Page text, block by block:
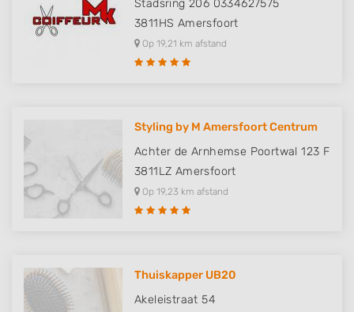
Stadsring 206 0334627575
3811HS Amersfoort
Op 19,21 km afstand
Styling by M Amersfoort Centrum
Achter de Arnhemse Poortwal 123 F
3811LZ Amersfoort
Op 19,23 km afstand
Thuiskapper UB20
Akeleistraat 54
Create profiles for personalised advertising
Use profiles to select personalised
Use profiles to select personalised content
Measure advertising performance
Measure content performance
sources
Develop and improve services